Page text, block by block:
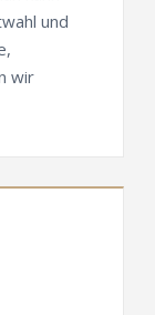
und
wir